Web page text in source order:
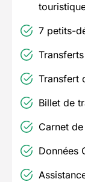
7 petits-
Transfert
Billet de
Carnet
Données